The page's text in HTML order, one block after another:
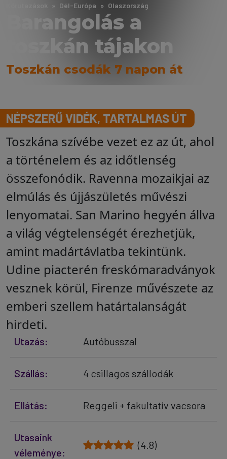
Körutazások Dél-Európa Olaszország
Barangolás a
toszkán tájakon
Toszkán csodák 7 napon át
NÉPSZERŰ VIDÉK, TARTALMAS ÚT
Toszkána szívébe vezet ez az út, ahol
a történelem és az időtlenség
összefonódik. Ravenna mozaikjai az
elmúlás és újjászületés művészi
lenyomatai. San Marino hegyén állva
a világ végtelenségét érezhetjük,
amint madártávlatba tekintünk.
Udine piacterén freskómaradványok
vesznek körül, Firenze művészete az
emberi szellem határtalanságát
hirdeti.
Utazás: Autóbusszal
Szállás: 4 csillagos szállodák
Ellátás: Reggeli + fakultatív vacsora
Utasaink
véleménye:
(4.8)